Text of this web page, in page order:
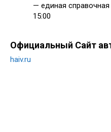
— единая
15:00
Официальный Сайт
haiv.ru